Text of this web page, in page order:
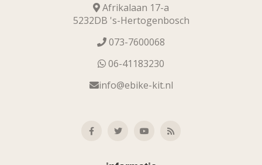
Afrikalaan 17-a
5232DB 's-Hertogenbosch
073-7600068
06-41183230
info@ebike-kit.nl